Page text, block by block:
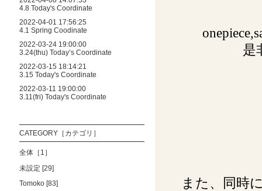
是
また、同時
4.8 Today's Coordinate
2022-04-01 17:56:25
4.1 Spring Coodinate
2022-03-24 19:00:00
3.24(thu) Today’s Coordinate
2022-03-15 18:14:21
3.15 Today's Coordinate
2022-03-11 19:00:00
3.11(fri) Today's Coordinate
CATEGORY［カテゴリ］
全体［1］
未設定 [29]
Tomoko [83]